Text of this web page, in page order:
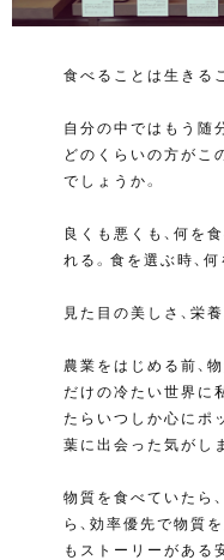
食べることは生きる
自分の中ではもう随
どのくらいの方がこ
でしょうか。
良くも悪くも、何を
れる。食を選ぶ時、
見た目の美しさ、栄養
農業をはじめる前、
だけの冷たい世界に
たらいつしか心にポ
葉に出会った気がし
物質を食べていたら
ら、効率優先で物質
もストーリーがある